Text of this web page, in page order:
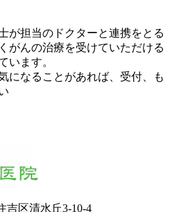
が担当のドクターと連携をとる
がんの治療を受けていただける
います。
になることがあれば、受付、も
吉区清水丘3-10-4